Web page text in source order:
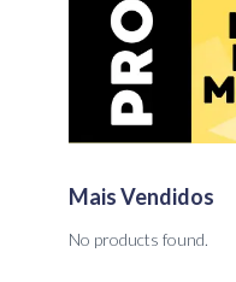
Mais Vendidos
No products found.